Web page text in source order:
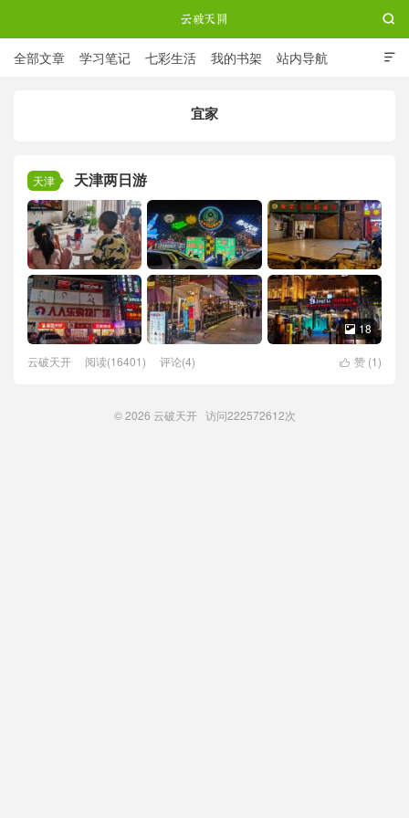

全部文章 学习笔记 七彩生活 我的书架 站内导航

宜家
天津 天津两日游
 18
 赞 (1)
云破天开 阅读(16401) 评论(4)
© 2026 云破天开访问222572612次